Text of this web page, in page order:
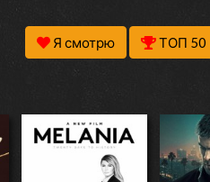
Я смотрю ТОП 50